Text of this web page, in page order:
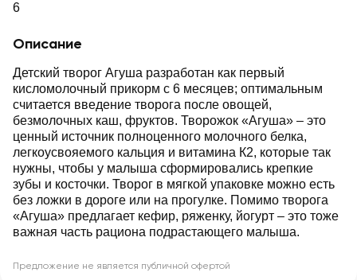
6
Описание
Детский творог Агуша разработан как первый
кисломолочный прикорм с 6 месяцев; оптимальным
считается введение творога после овощей,
безмолочных каш, фруктов. Творожок «Агуша» – это
ценный источник полноценного молочного белка,
легкоусвояемого кальция и витамина К2, которые так
нужны, чтобы у малыша сформировались крепкие
зубы и косточки. Творог в мягкой упаковке можно есть
без ложки в дороге или на прогулке. Помимо творога
«Агуша» предлагает кефир, ряженку, йогурт – это тоже
важная часть рациона подрастающего малыша.
Предложение не является публичной офертой